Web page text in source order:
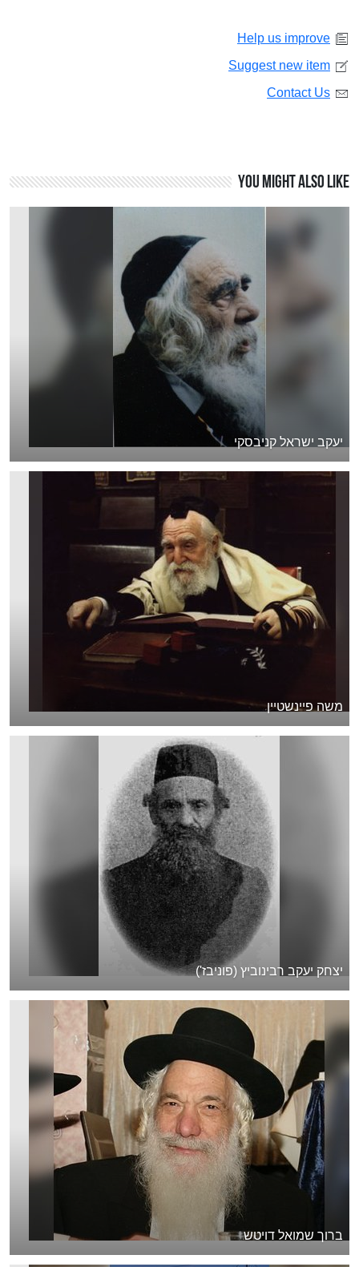
Help us improve
Suggest new item
Contact Us
You might also like
יעקב ישראל קניבסקי
משה פיינשטיין
יצחק יעקב רבינוביץ (פוניבז')
ברוך שמואל דויטש